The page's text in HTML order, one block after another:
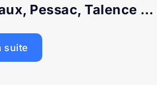
Pessac, Talence …
suite